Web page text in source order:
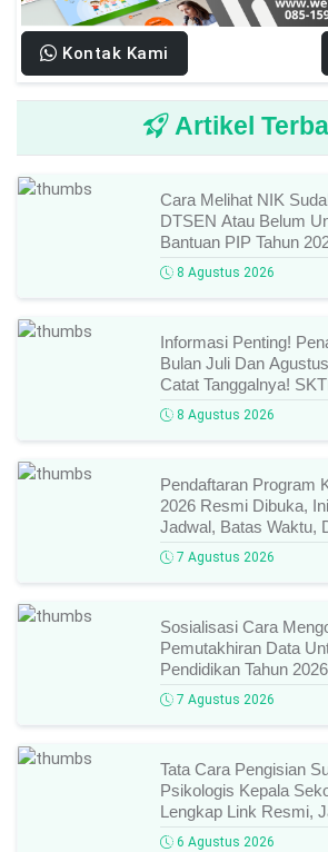
Kontak Kami
Artikel
Cara Melihat NIK
DTSEN Atau Belum
Bantuan PIP Tahun
Cek Dan Syarat
8 Agustus 2026
Informasi Penting!
Bulan Juli Dan
Catat Tanggalnya!
Januari–Juni, Ini
8 Agustus 2026
Pendaftaran Program
2026 Resmi Dibuka,
Jadwal, Batas Waktu,
Pendaftarannya!
7 Agustus 2026
Sosialisasi Cara
Pemutakhiran Data
Pendidikan Tahun
Narasumber, Dan
7 Agustus 2026
Tata Cara Pengisian
Psikologis Kepala
Lengkap Link Resmi,
Dan Hal Yang Wajib
6 Agustus 2026